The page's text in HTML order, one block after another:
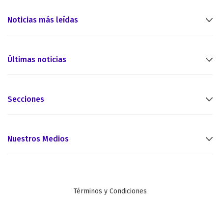
Noticias más leídas
Últimas noticias
Secciones
Nuestros Medios
Términos y Condiciones